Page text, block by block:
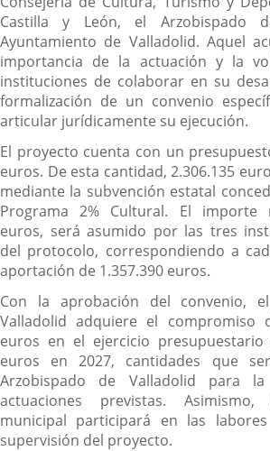
Castilla y León, el Arzobispado
Ayuntamiento de Valladolid. Aquel
importancia de la actuación y la
instituciones de colaborar en su
formalización de un convenio
articular jurídicamente su ejecución.
El proyecto cuenta con un
euros. De esta cantidad, 2.306.135
mediante la subvención estatal
Programa 2% Cultural. El importe
euros, será asumido por las tres
del protocolo, correspondiendo a
aportación de 1.357.390 euros.
Con la aprobación del convenio,
Valladolid adquiere el compromiso
euros en el ejercicio presupuestario
euros en 2027, cantidades que
Arzobispado de Valladolid para
actuaciones previstas.
municipal participará en las
supervisión del proyecto.